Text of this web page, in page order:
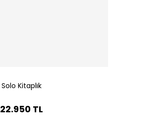
Solo Kitaplık
22.950 TL